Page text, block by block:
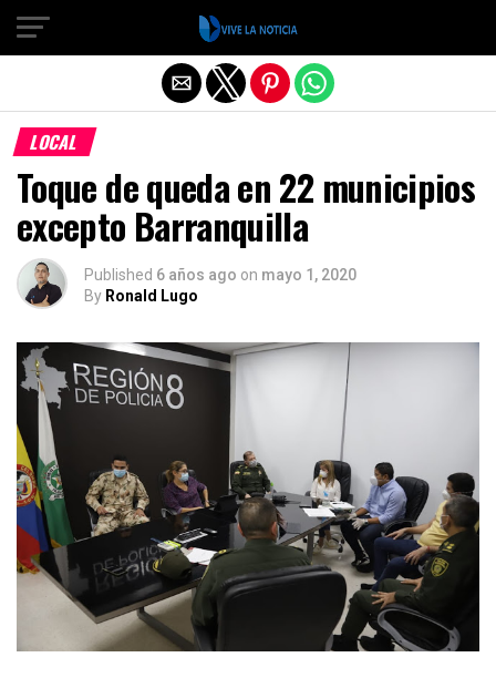
LOCAL
Toque de queda en 22 municipios
excepto Barranquilla
Published 6 años ago on mayo 1, 2020
By Ronald Lugo
Salir de la versión móvil